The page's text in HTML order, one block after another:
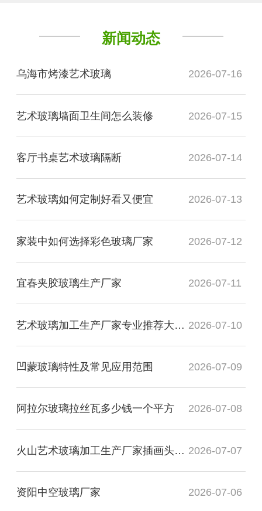
新闻动态
乌海市烤漆艺术玻璃 2026-07-16
艺术玻璃墙面卫生间怎么装修 2026-07-15
客厅书桌艺术玻璃隔断 2026-07-14
艺术玻璃如何定制好看又便宜 2026-07-13
家装中如何选择彩色玻璃厂家 2026-07-12
宜春夹胶玻璃生产厂家 2026-07-11
艺术玻璃加工生产厂家专业推荐大专毕业 2026-07-10
凹蒙玻璃特性及常见应用范围 2026-07-09
阿拉尔玻璃拉丝瓦多少钱一个平方 2026-07-08
火山艺术玻璃加工生产厂家插画头像图 2026-07-07
资阳中空玻璃厂家 2026-07-06